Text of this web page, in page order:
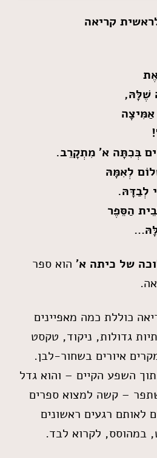
קריאה
שֶׁלָּהּ,
בְּכִתָּה א' מִתְקָרֵב.
לְאִמָּהּ
לְבַדָּהּ.
הַסֵּפֶר
של כיתה א' הוא ספר
כוללת כמה מאפיינים
גדולות, ניקוד, טקסט
איורים בשחור-לבן.
השפע הקיים – והוא גדל
– קשה למצוא ספרים
לאותם רגעים ראשונים
במהוסס, לקרוא לבד.